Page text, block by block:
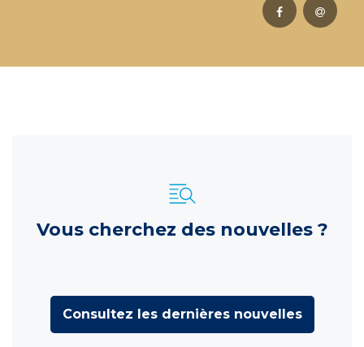
Vous cherchez des nouvelles ?
Consultez les dernières nouvelles